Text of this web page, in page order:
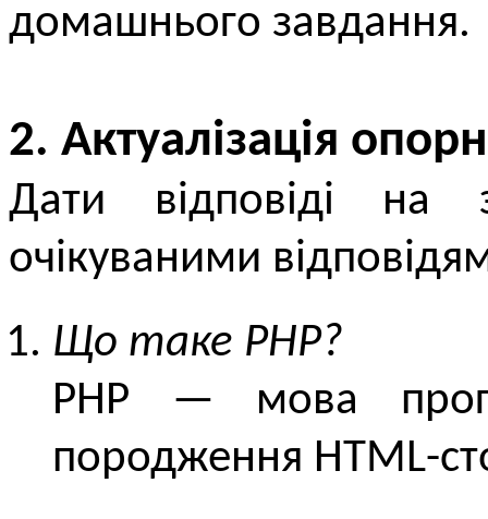
домашнього завдання.
2. Актуалізація
Дати відповіді на
очікуваними
Що таке РНР?
PHP — мова
породження HTML-